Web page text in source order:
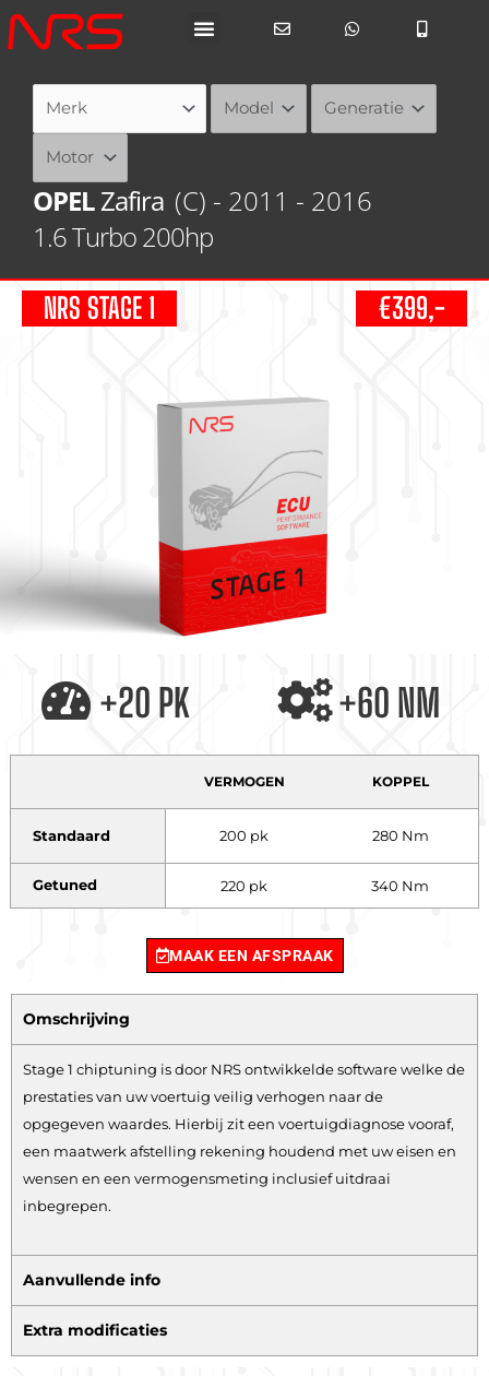
Ga
naar
OPELZafira (C) - 2011 - 2016
1.6 Turbo 200hp
NRS STAGE 1 €399,-
+20 PK +60 NM
VERMOGEN KOPPEL
Standaard 200 pk 280 Nm
Getuned 220 pk 340 Nm
MAAK EEN AFSPRAAK
Omschrijving
Stage 1 chiptuning is door NRS ontwikkelde software welke de
prestaties van uw voertuig veilig verhogen naar de
opgegeven waardes. Hierbij zit een voertuigdiagnose vooraf,
een maatwerk afstelling rekening houdend met uw eisen en
wensen en een vermogensmeting inclusief uitdraai
inbegrepen.
Aanvullende info
Extra modificaties